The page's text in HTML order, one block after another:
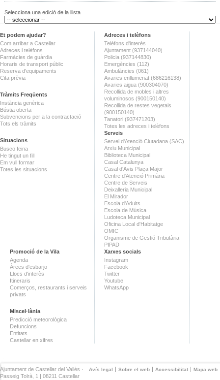
Selecciona una edició de la llista
Et podem ajudar?
Com arribar a Castellar
Adreces i telèfons
Farmàcies de guàrdia
Horaris de transport públic
Reserva d'equipaments
Cita prèvia
Tràmits Freqüents
Instància genèrica
Bústia oberta
Subvencions per a la contractació
Tots els tràmits
Situacions
Busco feina
He tingut un fill
Em vull formar
Totes les situacions
Adreces i telèfons
Telèfons d'interès
Ajuntament (937144040)
Policia (937144830)
Emergències (112)
Ambulàncies (061)
Avaries enllumenat (686216138)
Avaries aigua (900304070)
Recollida de mobles i altres
voluminosos (900150140)
Recollida de restes vegetals
(900150140)
Tanatori (937471203)
Totes les adreces i telèfons
Serveis
Servei d'Atenció Ciutadana (SAC)
Arxiu Municipal
Biblioteca Municipal
Casal Catalunya
Casal d'Avis Plaça Major
Centre d'Atenció Primària
Centre de Serveis
Deixalleria Municipal
El Mirador
Escola d'Adults
Escola de Música
Ludoteca Municipal
Oficina Local d'Habitatge
OMIC
Organisme de Gestió Tributària
PIPAD
Promoció de la Vila
Agenda
Àrees d'esbarjo
Llocs d'interès
Itineraris
Comerços, restaurants i serveis
privats
Miscel·lània
Predicció meteorològica
Defuncions
Entitats
Castellar en xifres
Xarxes socials
Instagram
Facebook
Twitter
Youtube
WhatsApp
Avís legal Sobre el web Accessibilitat Mapa web
Ajuntament de Castellar del Vallès ·
Passeig Tolrà, 1 | 08211 Castellar